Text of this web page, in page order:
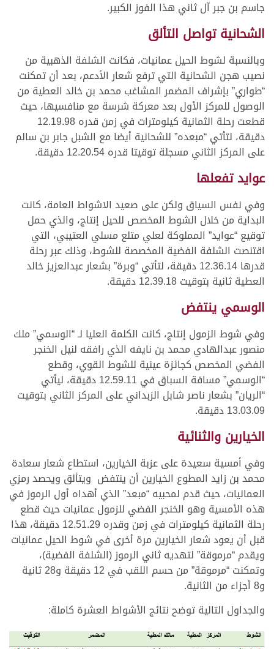
جاسم بن جبر آل ثاني هذا الفوز الكبير.
الشحانية تواصل التألق
وبالنسبة لشوط الحيل عمانيات، فكانت الشلفة الذهبية من
نصيب هجن الشحانية التي ترفع شعار الأدعم، بعد أن تمكنت
“طواري” بإشراف المضمر المشاغب محمد بن خالد العطية من
الوصول للمركز الأول بعد معركة شرسة مع منافسيها، حيث
قطعت رحلة الثمانية كيلومترات في زمن قدره 12.19.98
دقيقة، لتأتي “مبعده” للشحانية أيضا مع الشبل جابر بن سالم
على المركز الثاني مسجلة توقيتا قدره 12.20.54 دقيقة.
عوايد تفعلها
وفي نفس السياق ولكن على صعيد الاشواط العامة، كانت
البداية من خلال الشوط المخصص للحيل إنتاج، والذي حمل
توقيع “عوايد” المملوكة لعلي متلع مسلي العتيبي، التي
اقتنصت الشلفة الفضية المخصصة للشوط، وذلك عبر رحلة
قدرها 12.36.14 دقيقة، لتأتي “وبرة” بشعار عبدالعزيز خالد
العطية ثانية بتوقيت 12.39.18 دقيقة.
الوسمي ينتفض
وفي شوط الزمول إنتاج، كانت الكلمة العليا لـ “الوسمي” ملك
منصور عبدالهادي محمد بن نايفه الذي رافقه لنيل الخنجر
الفضي المخصص كجائزة عينية للشوط القوي، وقطع
“الوسمي” مسافة السباق في 12.59.11 دقيقة، ليأتي
“الريان” بشعار ناصر شابل الزبداني على المركز الثاني بتوقيت
13.03.09 دقيقة.
الخيارين والثنائية
وفي أمسية سعيدة على عزبة الخيارين، استطاع شعار سعادة
محمد بن زايد المطوع الخيارين أن ينتفض ويتألق ويحصد رمزي
العمانيات، حيث قدم لمحبيه “مبعد” الذي أهداه أول الرموز في
هذه الأمسية وهو الخنجر الفضي للزمول عمانيات حيث قطع
رحلة الثمانية كيلومترات في زمن وقدره 12.51.29 دقيقة، هذا
قبل أن يعود شعار الخيارين مرة أخرى في شوط الحيل عمانيات
ويقدم “مرموقة” لتهديه ثاني الرموز (الشلفة الفضية)،
وتمكنت “مرموقة” من حسم اللقب في 12 دقيقة و28 ثانية
و8 أجزاء من الثانية.
والجداول التالية توضح نتائج الأشواط العشرة كاملة: